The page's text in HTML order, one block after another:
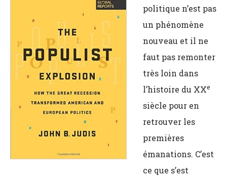
politique n’est pas
un phénomène
nouveau et il ne
faut pas remonter
très loin dans
l’histoire du XXe
siècle pour en
retrouver les
premières
émanations. C’est
ce que s’est